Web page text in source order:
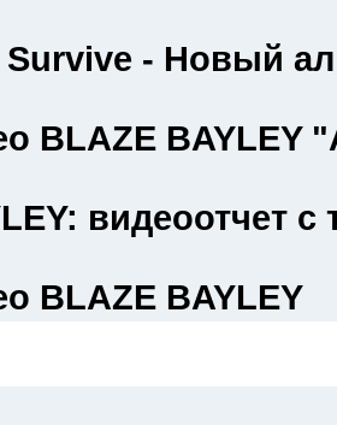
Survive - Новый
BLAZE BAYLEY
видеоотчет
BLAZE BAYLEY